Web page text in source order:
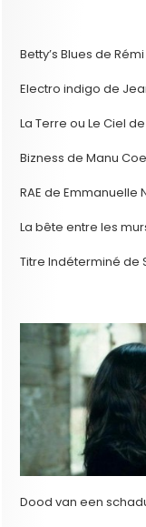
Betty’s Blues de
Electro indigo de
La Terre ou Le Ciel
Bizness de Manu
RAE de Emmanuelle
La bête entre les
Titre Indéterminé de
Dood van een